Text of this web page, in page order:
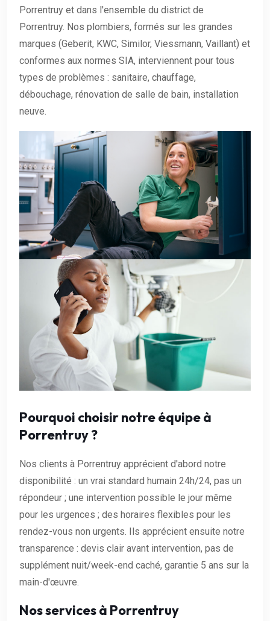
Porrentruy et dans l'ensemble du district de
Porrentruy. Nos plombiers, formés sur les grandes
marques (Geberit, KWC, Similor, Viessmann, Vaillant) et
conformes aux normes SIA, interviennent pour tous
types de problèmes : sanitaire, chauffage,
débouchage, rénovation de salle de bain, installation
neuve.
Pourquoi choisir notre équipe à
Porrentruy ?
Nos clients à Porrentruy apprécient d'abord notre
disponibilité : un vrai standard humain 24h/24, pas un
répondeur ; une intervention possible le jour même
pour les urgences ; des horaires flexibles pour les
rendez-vous non urgents. Ils apprécient ensuite notre
transparence : devis clair avant intervention, pas de
supplément nuit/week-end caché, garantie 5 ans sur la
main-d'œuvre.
Nos services à Porrentruy